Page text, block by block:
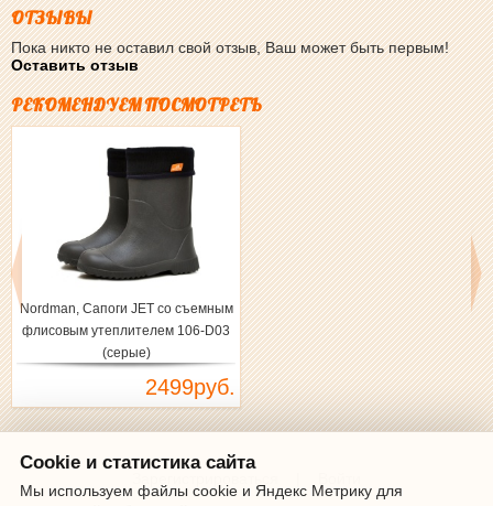
ОТЗЫВЫ
Пока никто не оставил свой отзыв, Ваш может быть первым!
Оставить отзыв
РЕКОМЕНДУЕМ ПОСМОТРЕТЬ
Nordman, Сапоги JET со съемным
флисовым утеплителем 106-D03
(серые)
2499руб.
Cookie и статистика сайта
Мы используем файлы cookie и Яндекс Метрику для